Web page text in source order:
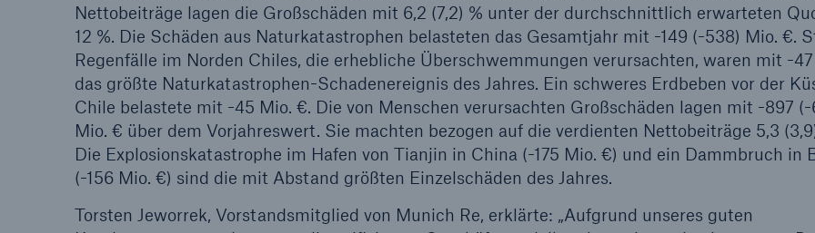
Nettobeiträge lagen die Großschäden mit 6,2 (7,2) % unter der durchschnittlich erwarteten
12 %. Die Schäden aus Naturkatastrophen belasteten das Gesamtjahr mit -149 (-538) Mio. €.
Regenfälle im Norden Chiles, die erhebliche Überschwemmungen verursachten, waren mit -
das größte Naturkatastrophen-Schadenereignis des Jahres. Ein schweres Erdbeben vor der
Chile belastete mit -45 Mio. €. Die von Menschen verursachten Großschäden lagen mit -897 (-
Mio. € über dem Vorjahreswert. Sie machten bezogen auf die verdienten Nettobeiträge 5,3
Die Explosionskatastrophe im Hafen von Tianjin in China (-175 Mio. €) und ein Dammbruch in
(-156 Mio. €) sind die mit Abstand größten Einzelschäden des Jahres.
Torsten Jeworrek, Vorstandsmitglied von Munich Re, erklärte: „Aufgrund unseres guten